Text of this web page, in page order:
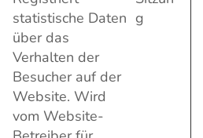
statistische Daten
über das
Verhalten der
Besucher auf der
Website. Wird
vom Website-
g